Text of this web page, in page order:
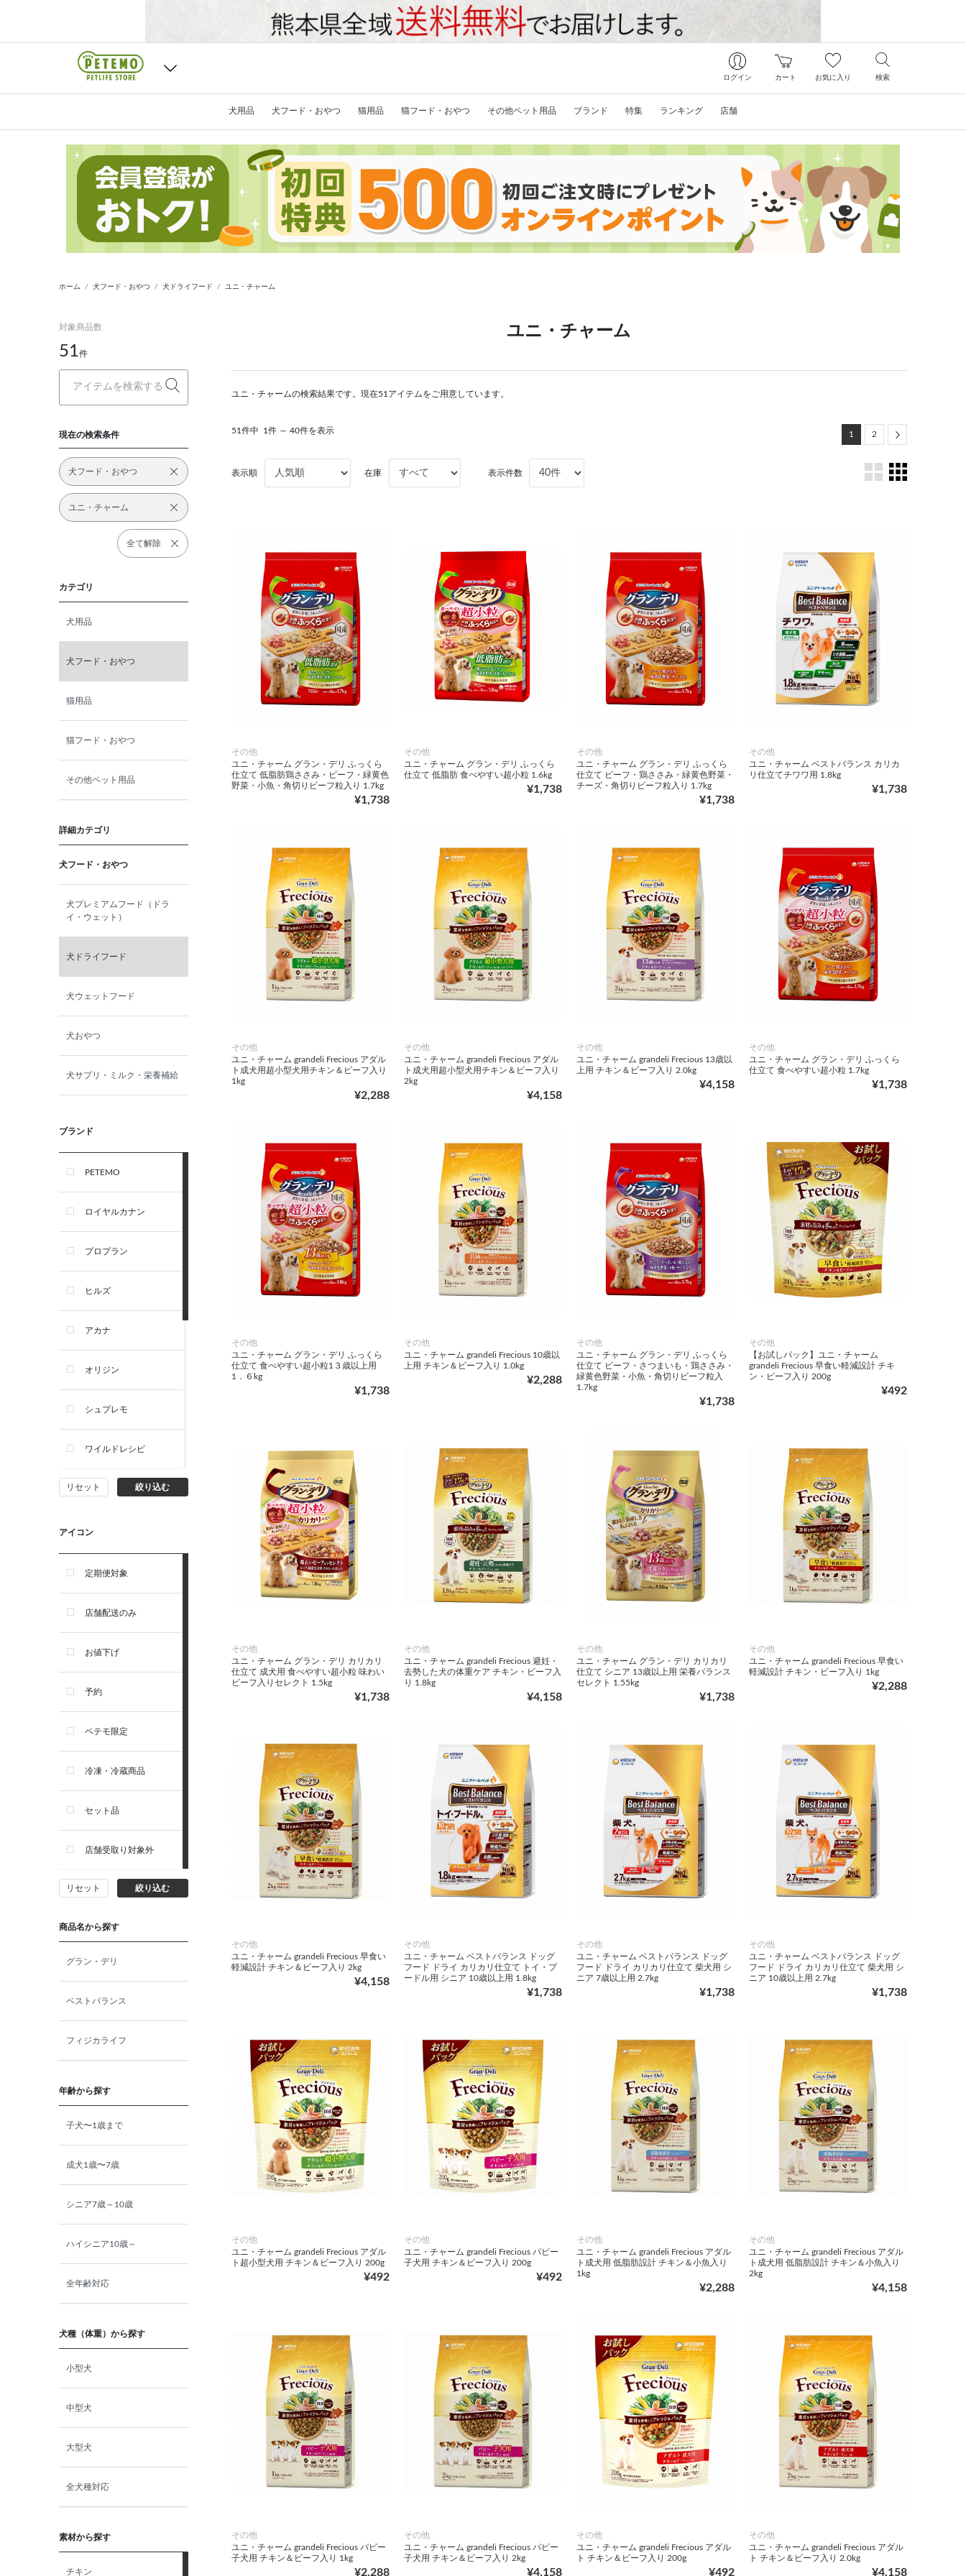
ログイン カート お気に入り 検索
犬用品 犬フード・おやつ 猫用品 猫フード・おやつ その他ペット用品 ブランド 特集 ランキング 店舗
ホーム 犬フード・おやつ 犬ドライフード ユニ・チャーム
対象商品数
51件
現在の検索条件
犬フード・おやつ
ユニ・チャーム
全て解除
カテゴリ
犬用品
犬フード・おやつ
猫用品
猫フード・おやつ
その他ペット用品
詳細カテゴリ
犬フード・おやつ
犬プレミアムフード（ドラ
イ・ウェット）
犬ドライフード
犬ウェットフード
犬おやつ
犬サプリ・ミルク・栄養補給
ブランド
PETEMO
ロイヤルカナン
プロプラン
ヒルズ
アカナ
オリジン
シュプレモ
ワイルドレシピ
ナチュラルチョイス
ウェルネス
アーテミス
セレクトバランス
リガロ
ソルビダ
フィジカライフ
リセット 絞り込む
アイコン
定期便対象
店舗配送のみ
お値下げ
予約
ペテモ限定
冷凍・冷蔵商品
セット品
店舗受取り対象外
リセット 絞り込む
商品名から探す
グラン・デリ
ベストバランス
フィジカライフ
年齢から探す
子犬〜1歳まで
成犬1歳〜7歳
シニア7歳～10歳
ハイシニア10歳～
全年齢対応
犬種（体重）から探す
小型犬
中型犬
大型犬
全犬種対応
素材から探す
チキン
ユニ・チャーム
ユニ・チャームの検索結果です。現在51アイテムをご用意しています。
51件中 1件 ～ 40件を表示 1 2 Next
表示順 在庫 表示件数
その他
ユニ・チャーム グラン・デリ ふっくら
仕立て 低脂肪鶏ささみ・ビーフ・緑黄色
野菜・小魚・角切りビーフ粒入り 1.7kg
¥1,738
その他
ユニ・チャーム グラン・デリ ふっくら
仕立て 低脂肪 食べやすい超小粒 1.6kg
¥1,738
その他
ユニ・チャーム グラン・デリ ふっくら
仕立て ビーフ・鶏ささみ・緑黄色野菜・
チーズ・角切りビーフ粒入り 1.7kg
¥1,738
その他
ユニ・チャーム ベストバランス カリカ
リ仕立てチワワ用 1.8kg
¥1,738
その他
ユニ・チャーム grandeli Frecious アダル
ト成犬用超小型犬用チキン＆ビーフ入り
1kg
¥2,288
その他
ユニ・チャーム grandeli Frecious アダル
ト成犬用超小型犬用チキン＆ビーフ入り
2kg
¥4,158
その他
ユニ・チャーム grandeli Frecious 13歳以
上用 チキン＆ビーフ入り 2.0kg
¥4,158
その他
ユニ・チャーム グラン・デリ ふっくら
仕立て 食べやすい超小粒 1.7kg
¥1,738
その他
ユニ・チャーム グラン・デリ ふっくら
仕立て 食べやすい超小粒1３歳以上用
1．６kg
¥1,738
その他
ユニ・チャーム grandeli Frecious 10歳以
上用 チキン＆ビーフ入り 1.0kg
¥2,288
その他
ユニ・チャーム グラン・デリ ふっくら
仕立て ビーフ・さつまいも・鶏ささみ・
緑黄色野菜・小魚・角切りビーフ粒入
1.7kg
¥1,738
その他
【お試しパック】ユニ・チャーム
grandeli Frecious 早食い軽減設計 チキ
ン・ビーフ入り 200g
¥492
その他
ユニ・チャーム グラン・デリ カリカリ
仕立て 成犬用 食べやすい超小粒 味わい
ビーフ入りセレクト 1.5kg
¥1,738
その他
ユニ・チャーム grandeli Frecious 避妊・
去勢した犬の体重ケア チキン・ビーフ入
り 1.8kg
¥4,158
その他
ユニ・チャーム グラン・デリ カリカリ
仕立て シニア 13歳以上用 栄養バランス
セレクト 1.55kg
¥1,738
その他
ユニ・チャーム grandeli Frecious 早食い
軽減設計 チキン・ビーフ入り 1kg
¥2,288
その他
ユニ・チャーム grandeli Frecious 早食い
軽減設計 チキン＆ビーフ入り 2kg
¥4,158
その他
ユニ・チャーム ベストバランス ドッグ
フード ドライ カリカリ仕立て トイ・プ
ードル用 シニア 10歳以上用 1.8kg
¥1,738
その他
ユニ・チャーム ベストバランス ドッグ
フード ドライ カリカリ仕立て 柴犬用 シ
ニア 7歳以上用 2.7kg
¥1,738
その他
ユニ・チャーム ベストバランス ドッグ
フード ドライ カリカリ仕立て 柴犬用 シ
ニア 10歳以上用 2.7kg
¥1,738
その他
ユニ・チャーム grandeli Frecious アダル
ト超小型犬用 チキン＆ビーフ入り 200g
¥492
その他
ユニ・チャーム grandeli Frecious パピー
子犬用 チキン＆ビーフ入り 200g
¥492
その他
ユニ・チャーム grandeli Frecious アダル
ト成犬用 低脂肪設計 チキン＆小魚入り
1kg
¥2,288
その他
ユニ・チャーム grandeli Frecious アダル
ト成犬用 低脂肪設計 チキン＆小魚入り
2kg
¥4,158
その他
ユニ・チャーム grandeli Frecious パピー
子犬用 チキン＆ビーフ入り 1kg
¥2,288
その他
ユニ・チャーム grandeli Frecious パピー
子犬用 チキン＆ビーフ入り 2kg
¥4,158
その他
ユニ・チャーム grandeli Frecious アダル
ト チキン＆ビーフ入り 200g
¥492
その他
ユニ・チャーム grandeli Frecious アダル
ト チキン＆ビーフ入り 2.0kg
¥4,158